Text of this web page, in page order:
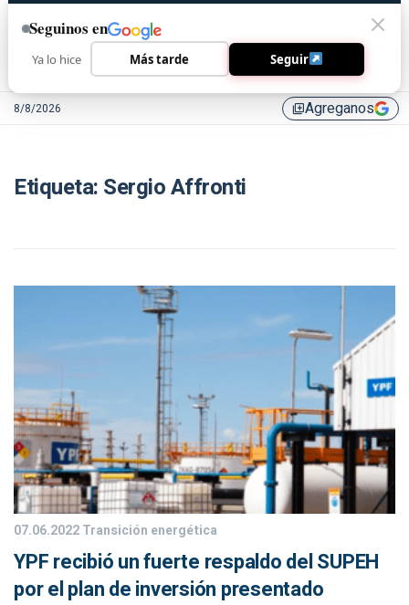
8/8/2026 library_addAgreganos
Etiqueta: Sergio Affronti
07.06.2022Transición energética
YPF recibió un fuerte respaldo del SUPEH
por el plan de inversión presentado
Seguinos en
Ya lo hice Más tarde Seguir